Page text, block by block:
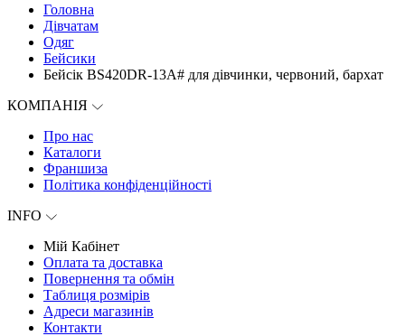
Головна
Дівчатам
Одяг
Бейсики
Бейсік BS420DR-13А# для дівчинки, червоний, бархат
КОМПАНІЯ
Про нас
Каталоги
Франшиза
Політика конфіденційності
INFO
Мій Кабінет
Оплата та доставка
Повернення та обмін
Таблиця розмірів
Адреси магазинів
Контакти